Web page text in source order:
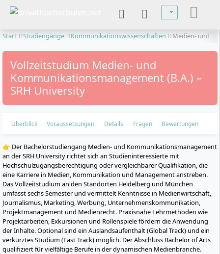
Sprache
Start Studiengänge Kommunikationswissenschaften
Medien- und
Kommunikationsmanagement
Vollzeitstudium Medien- und
Kommunikationsmanagement (B.A.) –
SRH University
Überblick Voraussetzungen Details Fragen Bewertungen
👉 Der Bachelorstudiengang Medien- und Kommunikationsmanagement
an der SRH University richtet sich an Studieninteressierte mit
Hochschulzugangsberechtigung oder vergleichbarer Qualifikation, die
eine Karriere in Medien, Kommunikation und Management anstreben.
Das Vollzeitstudium an den Standorten Heidelberg und München
umfasst sechs Semester und vermittelt Kenntnisse in Medienwirtschaft,
Journalismus, Marketing, Werbung, Unternehmenskommunikation,
Projektmanagement und Medienrecht. Praxisnahe Lehrmethoden wie
Projektarbeiten, Exkursionen und Rollenspiele fördern die Anwendung
der Inhalte. Optional sind ein Auslandsaufenthalt (Global Track) und ein
verkürztes Studium (Fast Track) möglich. Der Abschluss Bachelor of Arts
qualifiziert für vielfältige Berufe in der dynamischen Medienbranche.